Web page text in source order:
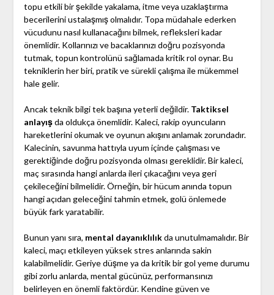
topu etkili bir şekilde yakalama, itme veya uzaklaştırma
becerilerini ustalaşmış olmalıdır. Topa müdahale ederken
vücudunu nasıl kullanacağını bilmek, refleksleri kadar
önemlidir. Kollarınızı ve bacaklarınızı doğru pozisyonda
tutmak, topun kontrolünü sağlamada kritik rol oynar. Bu
tekniklerin her biri, pratik ve sürekli çalışma ile mükemmel
hale gelir.
Ancak teknik bilgi tek başına yeterli değildir. Taktiksel
anlayışda oldukça önemlidir. Kaleci, rakip oyuncuların
hareketlerini okumak ve oyunun akışını anlamak zorundadır.
Kalecinin, savunma hattıyla uyum içinde çalışması ve
gerektiğinde doğru pozisyonda olması gereklidir. Bir kaleci,
maç sırasında hangi anlarda ileri çıkacağını veya geri
çekileceğini bilmelidir. Örneğin, bir hücum anında topun
hangi açıdan geleceğini tahmin etmek, golü önlemede
büyük fark yaratabilir.
Bunun yanı sıra, mental dayanıklılıkda unutulmamalıdır. Bir
kaleci, maçı etkileyen yüksek stres anlarında sakin
kalabilmelidir. Geriye düşme ya da kritik bir gol yeme durumu
gibi zorlu anlarda, mental gücünüz, performansınızı
belirleyen en önemli faktördür. Kendine güven ve